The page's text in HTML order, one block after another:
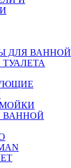
ДЛЯ ВАННОЙ
ВАННОЙ